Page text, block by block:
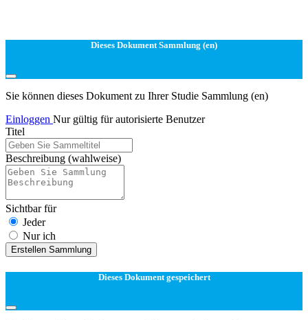
Dieses Dokument Sammlung (en)
Sie können dieses Dokument zu Ihrer Studie Sammlung (en)
Einloggen Nur gültig für autorisierte Benutzer
Titel
Beschreibung (wahlweise)
Sichtbar für
Jeder
Nur ich
Erstellen Sammlung
Dieses Dokument gespeichert